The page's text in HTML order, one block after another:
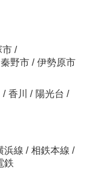
市 /
秦野市 / 伊勢原市
/ 香川 / 陽光台 /
浜線 / 相鉄本線 /
鉄